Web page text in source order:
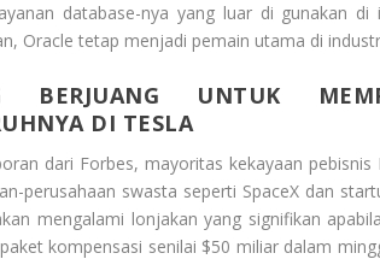
database-nya yang luar di gunakan
Oracle tetap menjadi pemain utama di
BERJUANG UNTUK
DI TESLA
dari Forbes, mayoritas kekayaan
perusahaan swasta seperti SpaceX dan
mengalami lonjakan yang signifikan
kompensasi senilai $50 miliar dalam